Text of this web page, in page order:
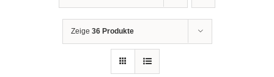
Zeige 36 Produkte